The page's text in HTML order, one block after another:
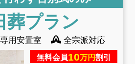
葬プラン
専用安置室 全宗派対応
無料会員10万円割引